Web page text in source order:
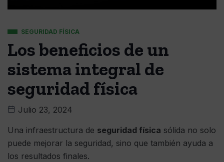
SEGURIDAD FÍSICA
Los beneficios de un
sistema integral de
seguridad física
Julio 23, 2024
Una infraestructura de seguridad física sólida no solo
puede mejorar la seguridad, sino que también ayuda a
los resultados finales.